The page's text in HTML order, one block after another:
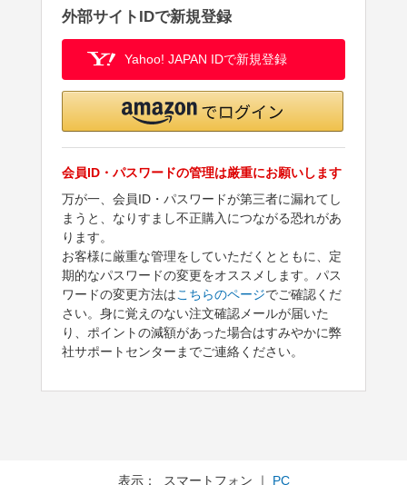
外部サイトIDで新規登録
Yahoo! JAPAN IDで新規登録
会員ID・パスワードの管理は厳重にお願いします
万が一、会員ID・パスワードが第三者に漏れてし
まうと、なりすまし不正購入につながる恐れがあ
ります。
お客様に厳重な管理をしていただくとともに、定
期的なパスワードの変更をオススメします。パス
ワードの変更方法はこちらのページでご確認くだ
さい。身に覚えのない注文確認メールが届いた
り、ポイントの減額があった場合はすみやかに弊
社サポートセンターまでご連絡ください。
表示： スマートフォン ｜ PC